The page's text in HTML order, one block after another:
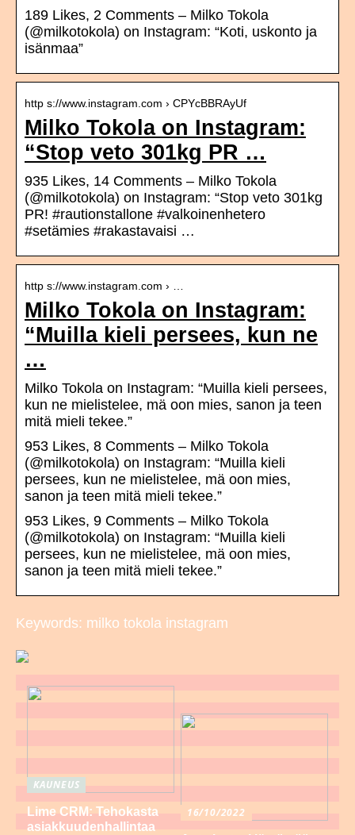
189 Likes, 2 Comments – Milko Tokola
(@milkotokola) on Instagram: “Koti, uskonto ja
isänmaa”
http s://www.instagram.com › CPYcBBRAyUf
Milko Tokola on Instagram:
“Stop veto 301kg PR …
935 Likes, 14 Comments – Milko Tokola
(@milkotokola) on Instagram: “Stop veto 301kg
PR! #rautionstallone #valkoinenhetero
#setämies #rakastavaisi …
http s://www.instagram.com › …
Milko Tokola on Instagram:
“Muilla kieli persees, kun ne
…
Milko Tokola on Instagram: “Muilla kieli persees,
kun ne mielistelee, mä oon mies, sanon ja teen
mitä mieli tekee.”
953 Likes, 8 Comments – Milko Tokola
(@milkotokola) on Instagram: “Muilla kieli
persees, kun ne mielistelee, mä oon mies,
sanon ja teen mitä mieli tekee.”
953 Likes, 9 Comments – Milko Tokola
(@milkotokola) on Instagram: “Muilla kieli
persees, kun ne mielistelee, mä oon mies,
sanon ja teen mitä mieli tekee.”
Keywords: milko tokola instagram
KAUNEUS
Lime CRM: Tehokasta
asiakkuudenhallintaa
16/10/2022